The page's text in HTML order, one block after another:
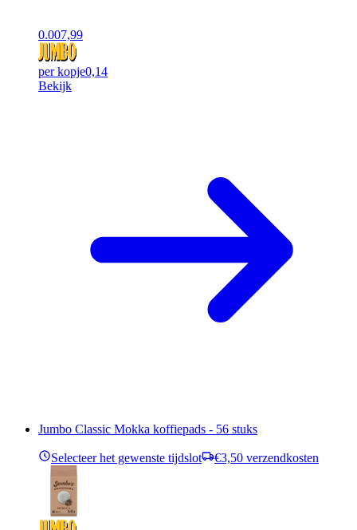
0.007,99
per kopje0,14
Bekijk
Jumbo Classic Mokka koffiepads - 56 stuks
Selecteer het gewenste tijdslot €3,50 verzendkosten